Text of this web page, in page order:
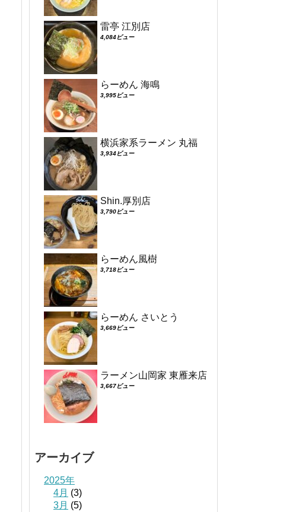
雷亭 江別店
4,084ビュー
らーめん 海鳴
3,995ビュー
横浜家系ラーメン 丸福
3,934ビュー
Shin.厚別店
3,790ビュー
らーめん風樹
3,718ビュー
らーめん さいとう
3,669ビュー
ラーメン山岡家 東雁来店
3,667ビュー
アーカイブ
2025年
4月 (3)
3月 (5)